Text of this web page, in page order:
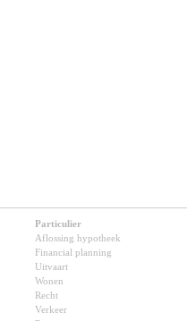
Particulier
Aflossing hypotheek
Financial planning
Uitvaart
Wonen
Recht
Verkeer